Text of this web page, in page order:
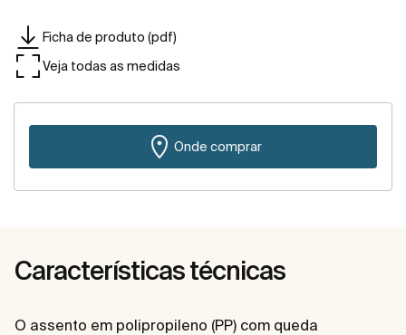
Ficha de produto (pdf)
Veja todas as medidas
Onde comprar
Características técnicas
O assento em polipropileno (PP) com queda